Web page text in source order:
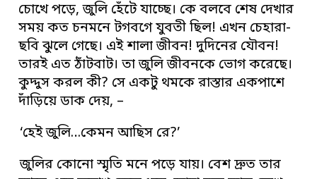
চোখে পড়ে, জুলি হেঁটে যাচ্ছে। কে বলবে শেষ দেখার
সময় কত চনমনে টগবগে যুবতী ছিল! এখন চেহারা-
ছবি ঝুলে গেছে। এই শালা জীবন! দুদিনের যৌবন!
তারই এত ঠাঁটবাট। তা জুলি জীবনকে ভোগ করেছে।
কুদ্দুস করল কী? সে একটু থমকে রাস্তার একপাশে
দাঁড়িয়ে ডাক দেয়, –
‘হেই জুলি…কেমন আছিস রে?’
জুলির কোনো স্মৃতি মনে পড়ে যায়। বেশ দ্রুত তার